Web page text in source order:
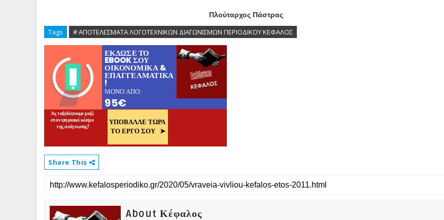
Πλούταρχος Πάστρας
Tags # ΑΠΟΤΕΛΕΣΜΑΤΑ ΛΟΓΟΤΕΧΝΙΚΩΝ ΔΙΑΓΩΝΙΣΜΩΝ ΠΕΡΙΟΔΙΚΟΥ ΚΕΦΑΛΟΣ
Share This
About Κέφαλος